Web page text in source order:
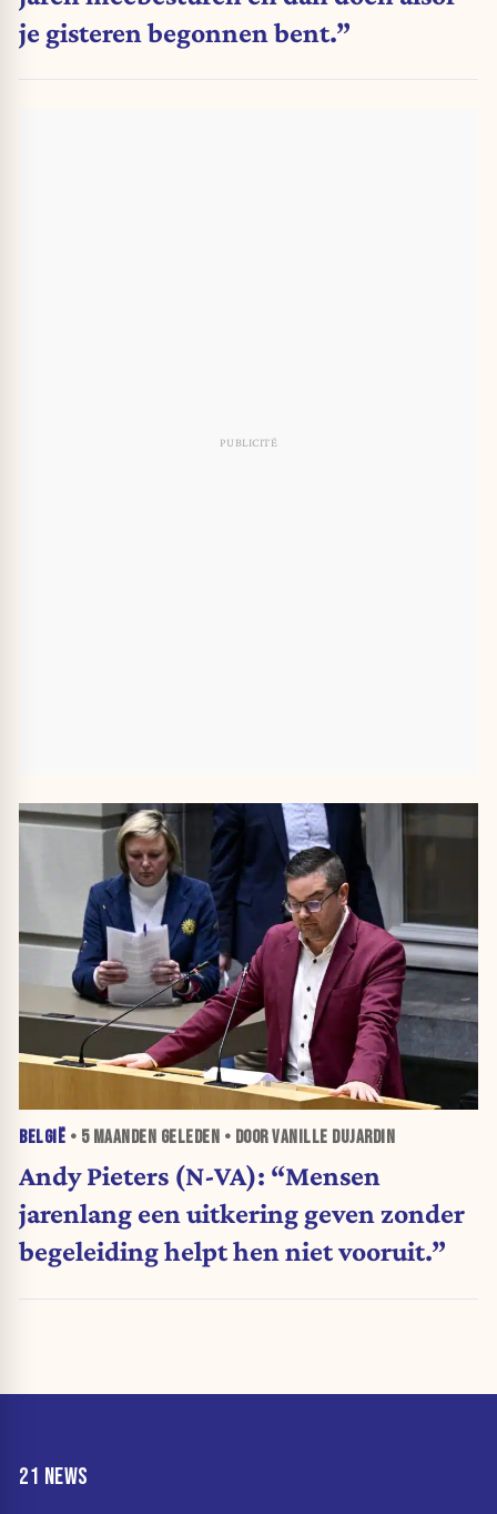
je gisteren begonnen bent.”
BELGIË • 5 MAANDEN GELEDEN • DOOR VANILLE DUJARDIN
Andy Pieters (N-VA): “Mensen
jarenlang een uitkering geven zonder
begeleiding helpt hen niet vooruit.”
21 NEWS